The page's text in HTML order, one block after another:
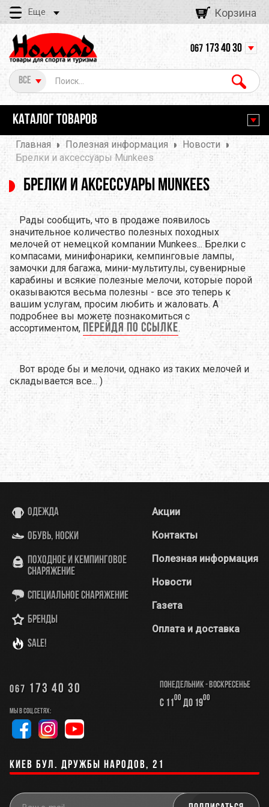
Еще Корзина
Все
067 173 40 30
КАТАЛОГ ТОВАРОВ
Главная Полезная информация
Новости
Брелки и аксессуары Munkees
Брелки и аксессуары Munkees
Рады сообщить, что в продаже появилось
значительное количество полезных походных
мелочей от немецкой компании Munkees... Брелки с
компасами, минифонарики, кемпинговые лампы,
замочки для багажа, мини-мультитулы, сувенирные
карабины и всякие полезные мелочи, которые порой
оказываются весьма полезны - все это теперь к
вашим услугам, просим любить и жаловать. А
подробнее вы можете познакомиться с
ассортиментом, перейдя по ссылке.
Вот вроде бы и мелочи, однако из таких мелочей и
складывается все... )
Одежда
Обувь, носки
Походное и кемпинговое
снаряжение
Специальное снаряжение
Бренды
SALE!
Акции
Контакты
Полезная информация
Новости
Газета
Оплата и доставка
067 173 40 30
Мы в соц.сетях:
Понедельник - Воскресенье
с 1100 до 1900
Киев бул. Дружбы Народов, 21